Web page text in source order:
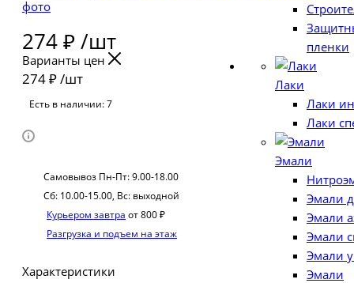
пленки
Лаки
Лаки
Лаки
Эмали
Эмали
Эмали
Эмали
Эмали
Эмали
274₽ /шт
Варианты цен
274₽/шт
Есть в наличии: 7
Cамовывоз Пн-Пт: 9.00-18.00
Сб: 10.00-15.00, Вс: выходной
Курьером завтра от 800 ₽
Разгрузка и подъем на этаж
Характеристики